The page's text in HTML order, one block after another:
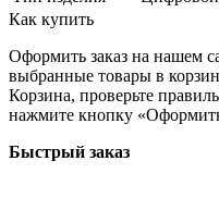
Как купить
Оформить заказ на нашем
выбранные товары в
Корзина, проверьте
нажмите кнопку
Быстрый заказ